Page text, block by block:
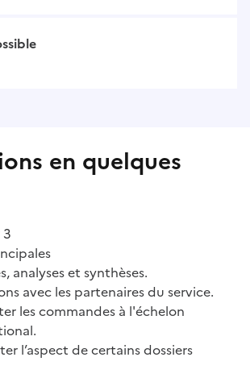
en quelques
3
analyses et synthèses.
avec les partenaires du service.
les commandes à l'échelon
l’aspect de certains dossiers